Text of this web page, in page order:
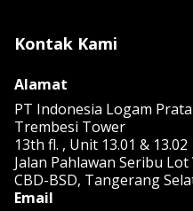
Kontak Kami
Alamat
PT Indonesia Logam
Trembesi Tower
13th fl. , Unit 13.01 & 13.02
Jalan Pahlawan Seribu Lot
CBD-BSD, Tangerang
Email